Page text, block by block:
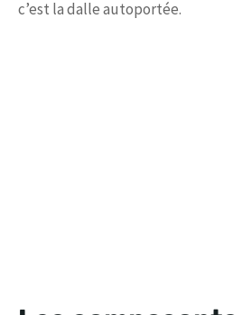
c’est la dalle autoportée.